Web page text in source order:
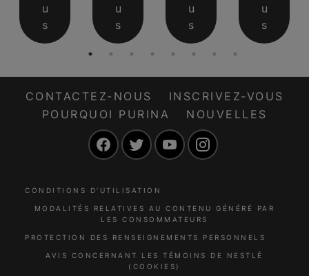
u
s
u
s
u
s
u
s
CONTACTEZ-NOUS
INSCRIVEZ-VOUS
POURQUOI PURINA
NOUVELLES
FacebookTwitter YouTube
CONDITIONS D’UTILISATION
MODALITÉS RELATIVES AU CONTENU GÉNÉRÉ PAR
LES CONSOMMATEURS
PROTECTION DES RENSEIGNEMENTS PERSONNELS
AVIS CONCERNANT LES TÉMOINS DE NESTLÉ
(COOKIES)